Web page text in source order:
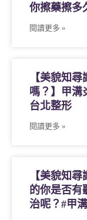
你擦藥擦多
閱讀更多 »
【美貌知
嗎？】甲溝
台北整形
閱讀更多 »
【美貌知
的你是否有
治呢？#甲